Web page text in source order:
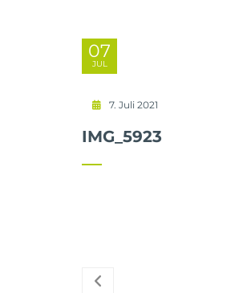
07
JUL
7. Juli 2021
IMG_5923